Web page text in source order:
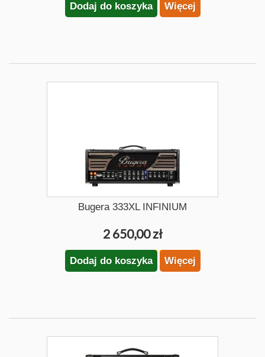
Dodaj do koszyka Więcej
Bugera 333XL INFINIUM
2 650,00 zł
Dodaj do koszyka Więcej